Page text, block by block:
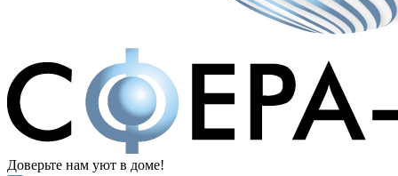
Доверьте нам уют в доме!